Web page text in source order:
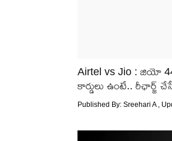
Airtel vs Jio : జియో
కార్డులు ఉంటే.. రీఛార్జ్
Published By: Sreehari A ,